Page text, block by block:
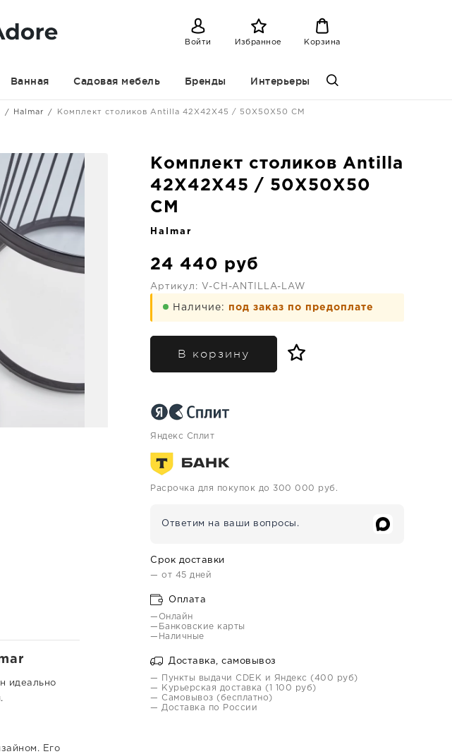
Войти Избранное Корзина
Ванная Садовая мебель Бренды Интерьеры
Halmar Комплект столиков Antilla 42X42X45 / 50X50X50 CM
Комплект столиков Antilla
42X42X45 / 50X50X50
CM
Halmar
24 440 руб
Артикул: V-CH-ANTILLA-LAW
Наличие: под заказ по предоплате
В корзину
Яндекс Сплит
Расрочка для покупок до 300 000 руб.
Ответим на ваши вопросы.
Срок доставки
— от 45 дней
Оплата
—Онлайн
—Банковские карты
—Наличные
Доставка, самовывоз
— Пункты выдачи CDEK и Яндекс (400 руб)
— Курьерская доставка (1 100 руб)
— Самовывоз (бесплатно)
— Доставка по России
идеально
Его